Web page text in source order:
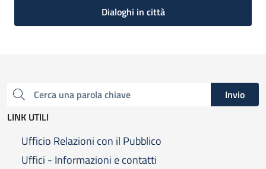
Dialoghi in città
Cerca una parola chiave
Invio
LINK UTILI
Ufficio Relazioni con il Pubblico
Uffici - Informazioni e contatti